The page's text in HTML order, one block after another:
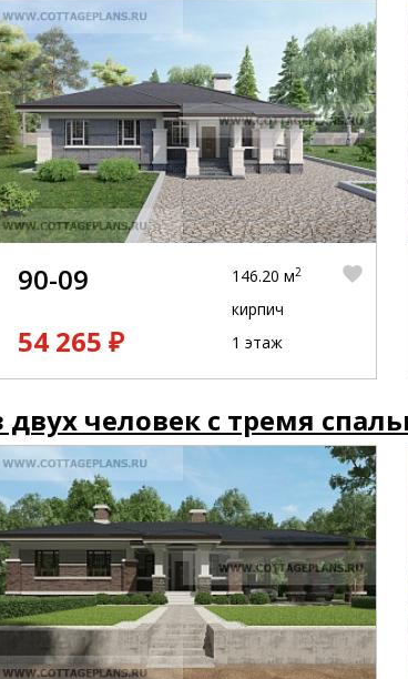
90-09
54 265 ₽
146.20 м2
кирпич
1 этаж
человек с тремя